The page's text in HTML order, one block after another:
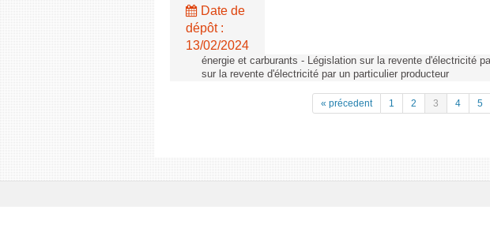
Date de
dépôt :
13/02/2024
énergie et carburants - Législation sur la revente d'électricité
sur la revente d'électricité par un particulier producteur
« précedent 1 2 3 4 5